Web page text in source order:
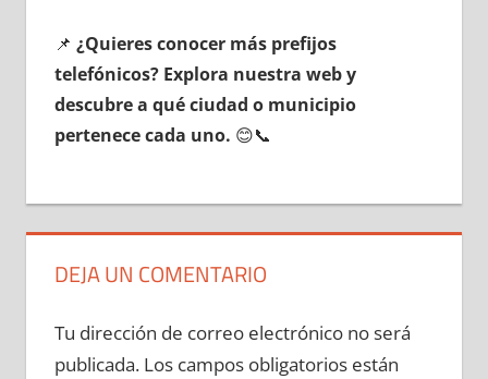
📌 ¿Quieres conocer mа́s prefijos
telefónicos? Explora nuestra web у
descubre а qué ciudad ο municipio
pertenece cada uno. 😊📞
DEJA UN COMENTARIO
Tu dirección de correo electrónico no será
publicada. Los campos obligatorios están